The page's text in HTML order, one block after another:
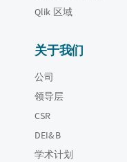
Qlik 区域
关于我们
公司
领导层
CSR
DEI&B
学术计划